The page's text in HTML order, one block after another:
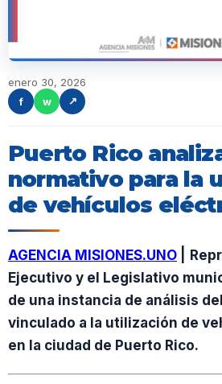
enero 30, 2026
f
w ↗
Puerto Rico
normativo para la
de vehículos
AGENCIA MISIONES.UNO
Ejecutivo y el Legislativo
de una instancia de análisis
vinculado a la utilización de
en la ciudad de Puerto Rico.